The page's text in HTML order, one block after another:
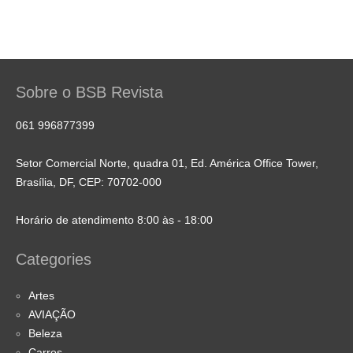
Sobre o BSB Revista
061 996877399
Setor Comercial Norte, quadra 01, Ed. América Office Tower,
Brasília, DF, CEP: 70702-000
Horário de atendimento 8:00 às - 18:00
Categories
Artes
AVIAÇÃO
Beleza